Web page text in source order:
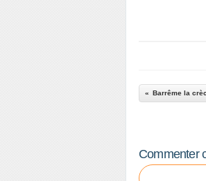
Barrême la
Commenter